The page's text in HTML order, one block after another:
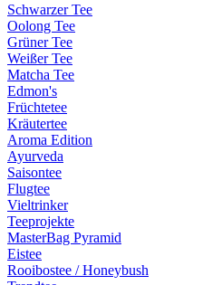
Schwarzer Tee
Oolong Tee
Grüner Tee
Weißer Tee
Matcha Tee
Edmon's
Früchtetee
Kräutertee
Aroma Edition
Ayurveda
Saisontee
Flugtee
Vieltrinker
Teeprojekte
MasterBag Pyramid
Eistee
Rooibostee / Honeybush